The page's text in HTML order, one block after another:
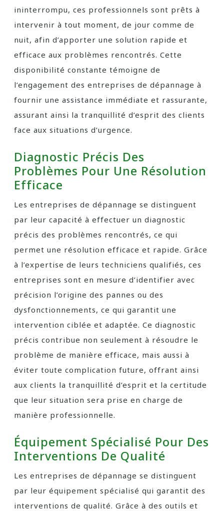
ininterrompu, ces professionnels sont prêts à
intervenir à tout moment, de jour comme de
nuit, afin d’apporter une solution rapide et
efficace aux problèmes rencontrés. Cette
disponibilité constante témoigne de
l’engagement des entreprises de dépannage à
fournir une assistance immédiate et rassurante,
assurant ainsi la tranquillité d’esprit des clients
face aux situations d’urgence.
Diagnostic Précis Des
Problèmes Pour Une Résolution
Efficace
Les entreprises de dépannage se distinguent
par leur capacité à effectuer un diagnostic
précis des problèmes rencontrés, ce qui
permet une résolution efficace et rapide. Grâce
à l’expertise de leurs techniciens qualifiés, ces
entreprises sont en mesure d’identifier avec
précision l’origine des pannes ou des
dysfonctionnements, ce qui garantit une
intervention ciblée et adaptée. Ce diagnostic
précis contribue non seulement à résoudre le
problème de manière efficace, mais aussi à
éviter toute complication future, offrant ainsi
aux clients la tranquillité d’esprit et la certitude
que leur situation sera prise en charge de
manière professionnelle.
Équipement Spécialisé Pour Des
Interventions De Qualité
Les entreprises de dépannage se distinguent
par leur équipement spécialisé qui garantit des
interventions de qualité. Grâce à des outils et